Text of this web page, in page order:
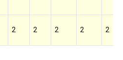
2 2 2 2 2